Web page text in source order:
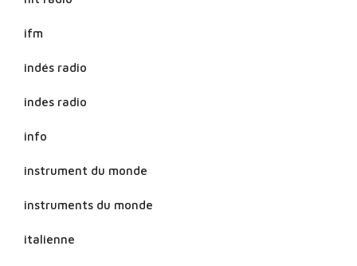
ifm
indés radio
indes radio
info
instrument du monde
instruments du monde
italienne